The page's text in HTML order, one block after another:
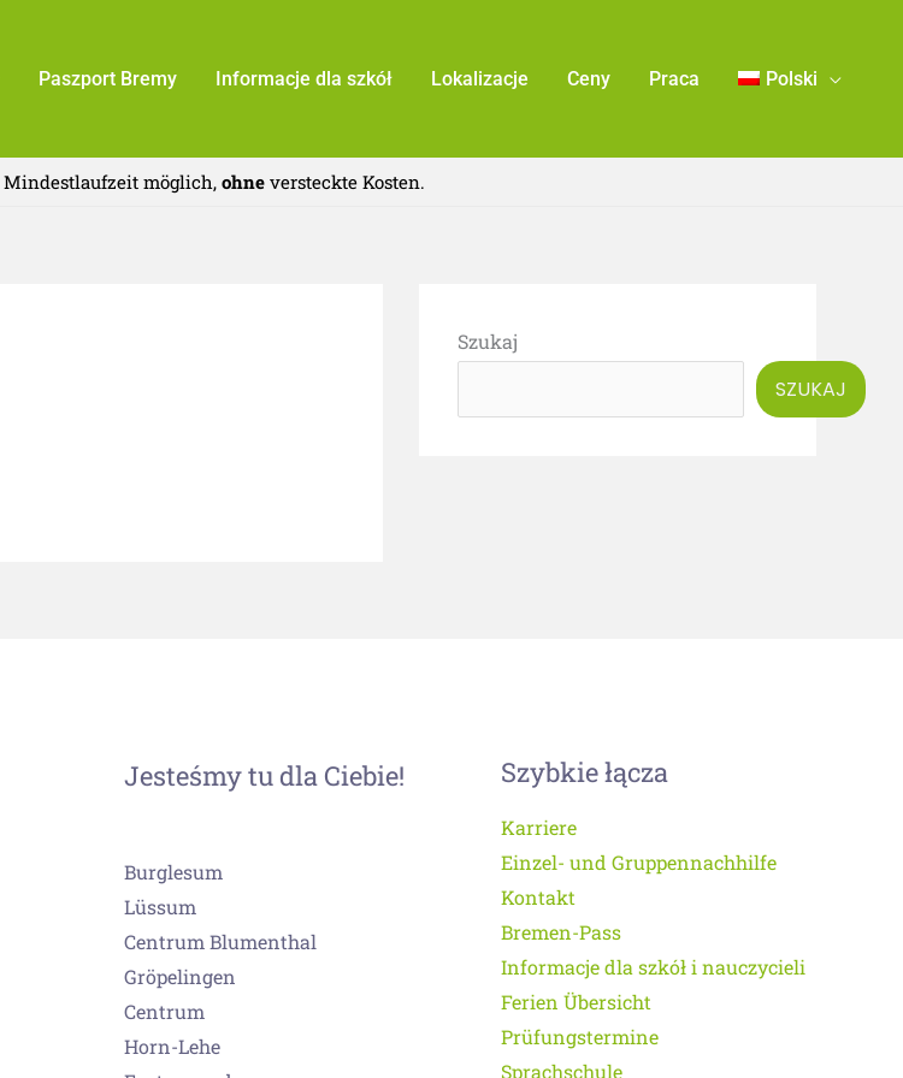
Paszport Bremy Informacje dla szkół Lokalizacje Ceny Praca Polski
Mindestlaufzeit möglich, ohne versteckte Kosten.
Szukaj
SZUKAJ
Jesteśmy tu dla Ciebie!
Burglesum
Lüssum
Centrum Blumenthal
Gröpelingen
Centrum
Horn-Lehe
Szybkie łącza
Karriere
Einzel- und Gruppennachhilfe
Kontakt
Bremen-Pass
Informacje dla szkół i nauczycieli
Ferien Übersicht
Prüfungstermine
Sprachschule